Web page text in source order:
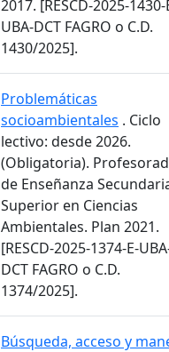
2017. [RESCD-2025-1430-
UBA-DCT FAGRO o C.D.
1430/2025].
Problemáticas
socioambientales . Ciclo
lectivo: desde 2026.
(Obligatoria).
de Enseñanza
Superior en Ciencias
Ambientales. Plan 2021.
[RESCD-2025-1374-E-
DCT FAGRO o C.D.
1374/2025].
Búsqueda, acceso y